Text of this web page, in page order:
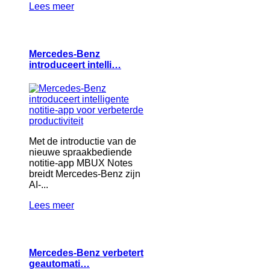
Lees meer
Mercedes-Benz
introduceert intelli…
Met de introductie van de
nieuwe spraakbediende
notitie-app MBUX Notes
breidt Mercedes-Benz zijn
AI-...
Lees meer
Mercedes-Benz verbetert
geautomati…